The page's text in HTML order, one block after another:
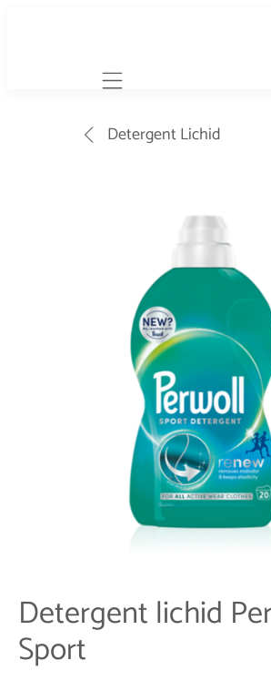
Mobile navigation
Detergent Lichid
Detergent lichid
Sport